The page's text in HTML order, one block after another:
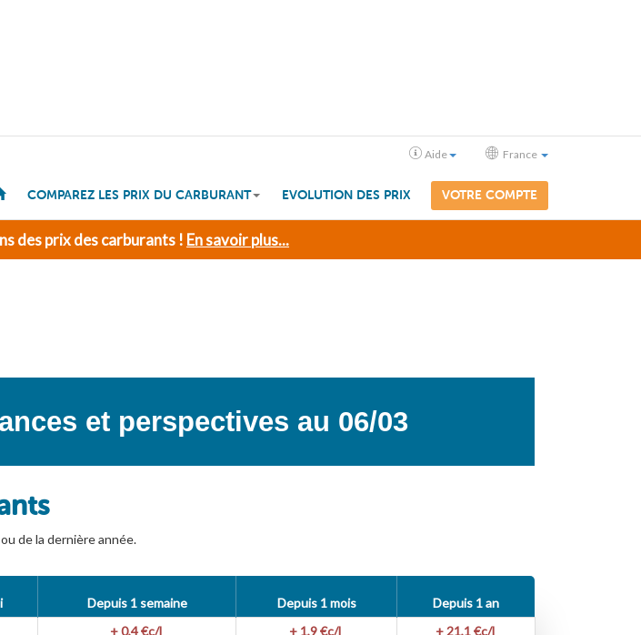
Aide France
COMPAREZ LES PRIX DU CARBURANT EVOLUTION DES PRIX VOTRE COMPTE
des prix des carburants ! En savoir plus...
et perspectives au 06/03
de la dernière année.
Depuis 1 semaine Depuis 1 mois Depuis 1 an
+ 0,4€c/l
+ 1,9€c/l
+ 21,1€c/l